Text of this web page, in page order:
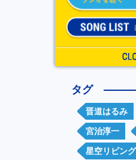
タグ
晋道はるみ
宮治淳一
星空リビング